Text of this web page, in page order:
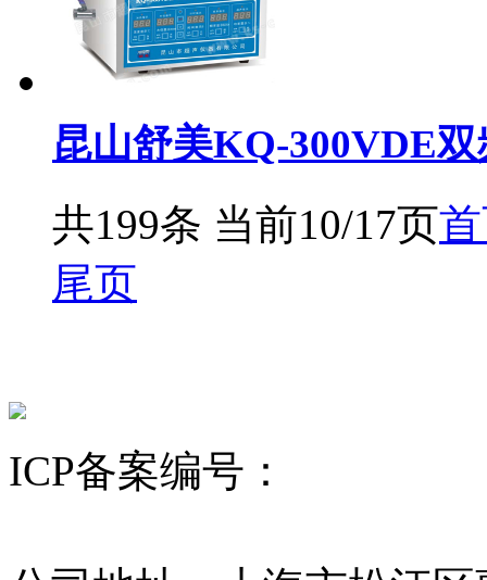
昆山舒美KQ-300VDE
共199条 当前10/17页
尾页
ICP备案编号：